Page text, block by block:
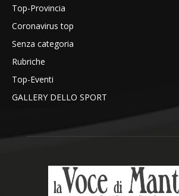
Top-Provincia
Coronavirus top
Senza categoria
Rubriche
Top-Eventi
GALLERY DELLO SPORT